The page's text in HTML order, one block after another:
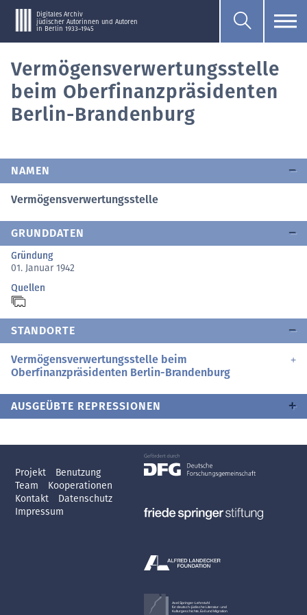
Digitales Archiv
jüdischer Autorinnen und Autoren
in Berlin 1933–1945
Vermögensverwertungsstelle
beim Oberfinanzpräsidenten
Berlin-Brandenburg
NAMEN
Vermögensverwertungsstelle
GRUNDDATEN
Gründung
01. Januar 1942
Quellen
STANDORTE
Vermögensverwertungsstelle beim
Oberfinanzpräsidenten Berlin-Brandenburg
AUSGEÜBTE REPRESSIONEN
Projekt
Benutzung
Team
Kooperationen
Kontakt
Datenschutz
Impressum
Axel Springer-Lehrstuhl
für deutsch-jüdische Literatur- und
Kulturgeschichte, Exil und Migration